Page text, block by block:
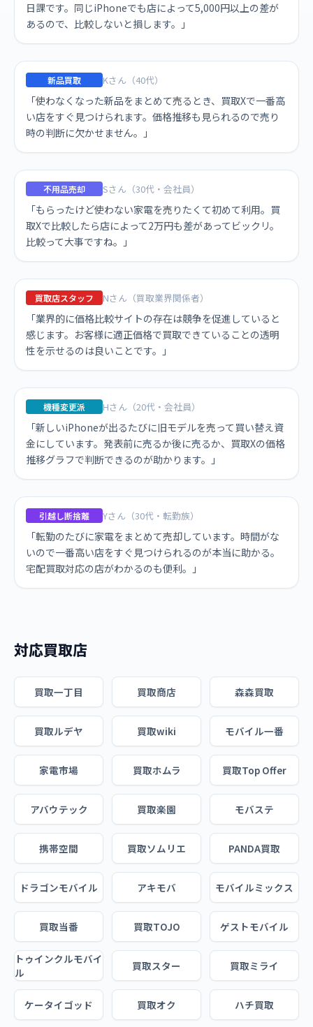
日課です。同じiPhoneでも店によって5,000円以上の差が
あるので、比較しないと損します。」
新品買取 Kさん（40代）
「使わなくなった新品をまとめて売るとき、買取Xで一番高
い店をすぐ見つけられます。価格推移も見られるので売り
時の判断に欠かせません。」
不用品売却 Sさん（30代・会社員）
「もらったけど使わない家電を売りたくて初めて利用。買
取Xで比較したら店によって2万円も差があってビックリ。
比較って大事ですね。」
買取店スタッフ Nさん（買取業界関係者）
「業界的に価格比較サイトの存在は競争を促進していると
感じます。お客様に適正価格で買取できていることの透明
性を示せるのは良いことです。」
機種変更派 Hさん（20代・会社員）
「新しいiPhoneが出るたびに旧モデルを売って買い替え資
金にしています。発表前に売るか後に売るか、買取Xの価格
推移グラフで判断できるのが助かります。」
引越し断捨離 Yさん（30代・転勤族）
「転勤のたびに家電をまとめて売却しています。時間がな
いので一番高い店をすぐ見つけられるのが本当に助かる。
宅配買取対応の店がわかるのも便利。」
対応買取店
買取一丁目 買取商店 森森買取
買取ルデヤ 買取wiki モバイル一番
家電市場 買取ホムラ 買取Top Offer
アバウテック 買取楽園 モバステ
携帯空間 買取ソムリエ PANDA買取
ドラゴンモバイル アキモバ モバイルミックス
買取当番 買取TOJO ゲストモバイル
トゥインクルモバイ
ル
買取スター 買取ミライ
ケータイゴッド 買取オク ハチ買取